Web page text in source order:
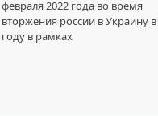
февраля 2022 года во время
вторжения россии в Украину в
году в рамках